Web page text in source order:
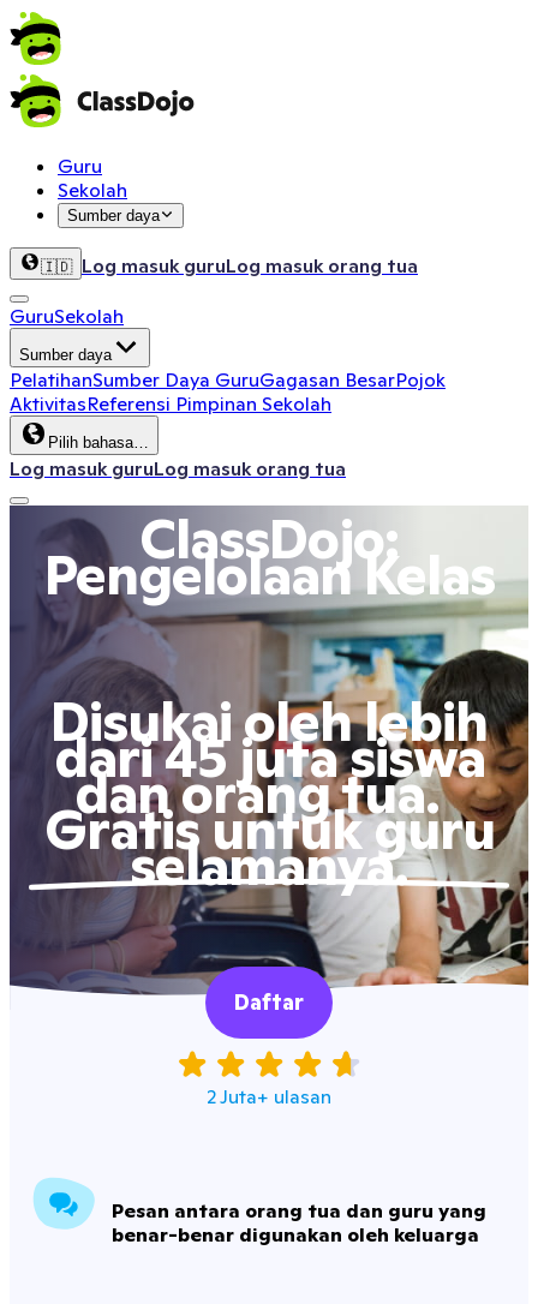
Guru
Sekolah
Sumber daya
🇮🇩 Log masuk guruLog masuk orang tua
GuruSekolah
Sumber daya
PelatihanSumber Daya GuruGagasan BesarPojok
AktivitasReferensi Pimpinan Sekolah
Pilih bahasa…
Log masuk guruLog masuk orang tua
ClassDojo:
Pengelolaan Kelas
Disukai oleh lebih
dari 45 juta siswa
dan orang tua.
Gratis untuk guru
selamanya.
Daftar
2 Juta+ ulasan
Pesan antara orang tua dan guru yang
benar-benar digunakan oleh keluarga